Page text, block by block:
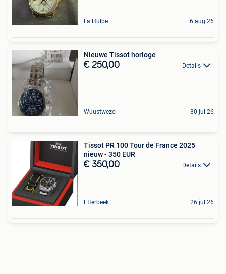
La Hulpe 6 aug 26
Nieuwe Tissot horloge
€ 250,00 Details
Wuustwezel 30 jul 26
Tissot PR 100 Tour de France 2025
nieuw - 350 EUR
€ 350,00 Details
Etterbeek 26 jul 26